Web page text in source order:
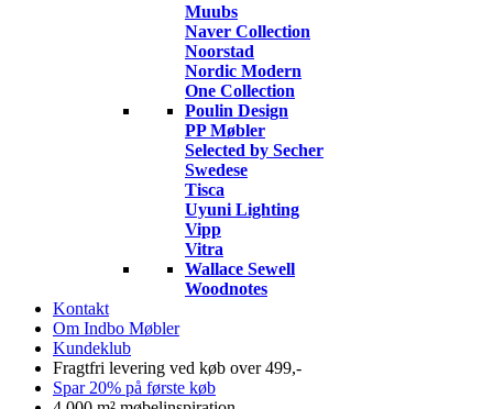
Muubs
Naver Collection
Noorstad
Nordic Modern
One Collection
Poulin Design
PP Møbler
Selected by Secher
Swedese
Tisca
Uyuni Lighting
Vipp
Vitra
Wallace Sewell
Woodnotes
Kontakt
Om Indbo Møbler
Kundeklub
Fragtfri levering ved køb over 499,-
Spar 20% på første køb